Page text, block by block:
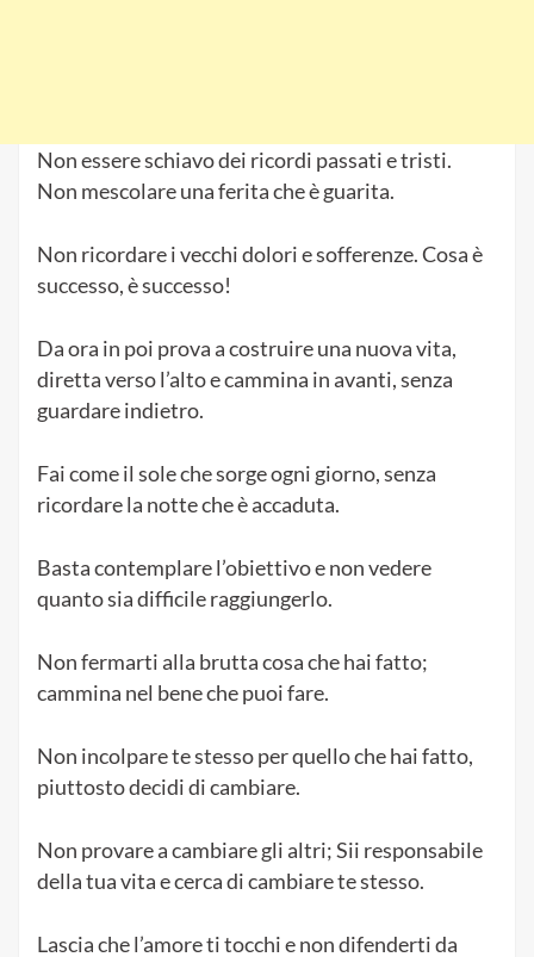
Non essere schiavo dei ricordi passati e tristi.
Non mescolare una ferita che è guarita.
Non ricordare i vecchi dolori e sofferenze. Cosa è
successo, è successo!
Da ora in poi prova a costruire una nuova vita,
diretta verso l’alto e cammina in avanti, senza
guardare indietro.
Fai come il sole che sorge ogni giorno, senza
ricordare la notte che è accaduta.
Basta contemplare l’obiettivo e non vedere
quanto sia difficile raggiungerlo.
Non fermarti alla brutta cosa che hai fatto;
cammina nel bene che puoi fare.
Non incolpare te stesso per quello che hai fatto,
piuttosto decidi di cambiare.
Non provare a cambiare gli altri; Sii responsabile
della tua vita e cerca di cambiare te stesso.
Lascia che l’amore ti tocchi e non difenderti da